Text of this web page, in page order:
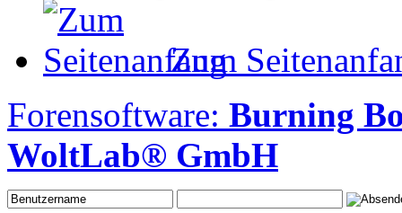
Zum
Forensoftware: Burning
WoltLab® GmbH